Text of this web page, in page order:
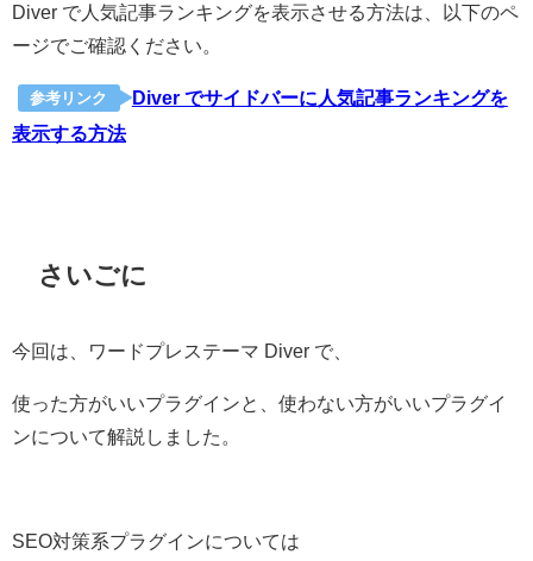
Diver で人気記事ランキングを表示させる方法は、以下のペ
ージでご確認ください。
参考リンク
Diver でサイドバーに人気記事ランキングを
表示する方法
さいごに
今回は、ワードプレステーマ Diver で、
使った方がいいプラグインと、使わない方がいいプラグイ
ンについて解説しました。
SEO対策系プラグインについては